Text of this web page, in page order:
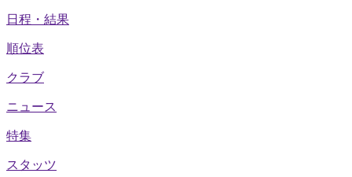
日程・結果
順位表
クラブ
ニュース
特集
スタッツ